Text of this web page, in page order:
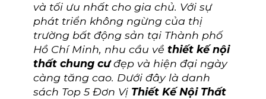
và tối ưu nhất cho gia chủ. Với sự
phát triển không ngừng của thị
trường bất động sản tại Thành phố
Hồ Chí Minh, nhu cầu vềthiết kế nội
thất chung cưđẹp và hiện đại ngày
càng tăng cao. Dưới đây là danh
sách Top 5 Đơn Vị Thiết Kế Nội Thất